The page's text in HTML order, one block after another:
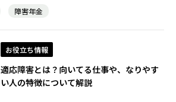
障害年金
お役立ち情報
適応障害とは？向いてる仕事や、なりやす
い人の特徴について解説
メニューを閉じる